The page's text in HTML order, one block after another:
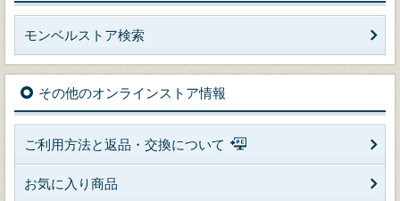
モンベルストア検索
その他のオンラインストア情報
ご利用方法と返品・交換について
お気に入り商品